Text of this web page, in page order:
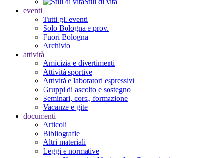
Stili di vita
eventi
Tutti gli eventi
Solo Bologna e prov.
Fuori Bologna
Archivio
attività
Amicizia e divertimenti
Attività sportive
Attività e laboratori espressivi
Gruppi di ascolto e sostegno
Seminari, corsi, formazione
Vacanze e gite
documenti
Articoli
Bibliografie
Altri materiali
Leggi e normative